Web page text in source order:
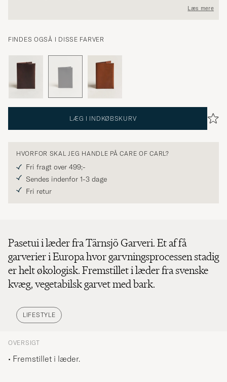
Læs mere
FINDES OGSÅ I DISSE FARVER
LÆG I INDKØBSKURV
HVORFOR SKAL JEG HANDLE PÅ CARE OF CARL?
Fri fragt over 499;-
Sendes indenfor 1-3 dage
Fri retur
Pasetui i læder fra Tärnsjö Garveri. Et af få
garverier i Europa hvor garvningsprocessen stadig
er helt økologisk. Fremstillet i læder fra svenske
kvæg, vegetabilsk garvet med bark.
LIFESTYLE
OVERSIGT
• Fremstillet i læder.